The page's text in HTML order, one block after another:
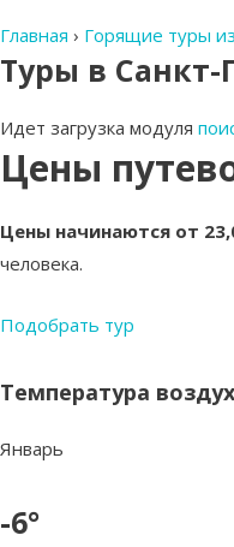
Главная › Горящие туры
Туры в Санкт-
Идет загрузка модуля
Цены
Цены начинаются от
человека.
Подобрать тур
Температура
Январь
-6°